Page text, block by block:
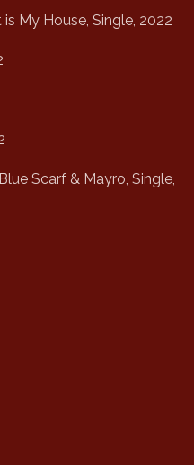
is My House, Single, 2022
Scarf & Mayro, Single,